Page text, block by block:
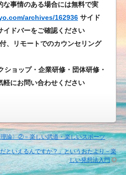
な事情のある場合には無料で実
archives/162936 サイド
イドバーをご確認ください
、リモートでのカウンセリング
ショップ・企業研修・団体研修・
軽にお問い合わせください
論〉②－楽しい武道・楽しいスポーツ
といえるんですか？」というおたより－楽
しい発想法入門